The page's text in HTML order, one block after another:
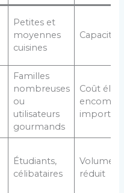
Petites et
moyennes
cuisines
Capacité
Familles
nombreuses
ou
utilisateurs
gourmands
Coût
Étudiants,
célibataires
Volume
réduit